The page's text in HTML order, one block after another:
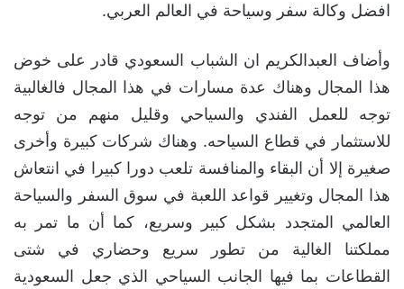
افضل وكالة سفر وسياحة في العالم العربي.
وأضاف العبدالكريم ان الشباب السعودي قادر على خوض
هذا المجال وهناك عدة مسارات في هذا المجال فالغالبية
توجه للعمل الفندي والسياحي وقليل منهم من توجه
للاستثمار في قطاع السياحه. وهناك شركات كبيرة وأخرى
صغيرة إلا أن البقاء والمنافسة تلعب دورا كبيرا في انتعاش
هذا المجال وتغيير قواعد اللعبة في سوق السفر والسياحة
العالمي المتجدد بشكل كبير وسريع، كما أن ما تمر به
مملكتنا الغالية من تطور سريع وحضاري في شتى
القطاعات بما فيها الجانب السياحي الذي جعل السعودية